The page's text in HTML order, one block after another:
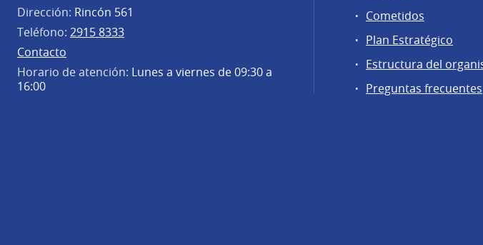
Dirección: Rincón 561
Teléfono: 2915 8333
Contacto
Horario de atención: Lunes a viernes de 09:30 a
16:00
Cometidos
Plan Estratégico
Estructura del
Preguntas frecuentes